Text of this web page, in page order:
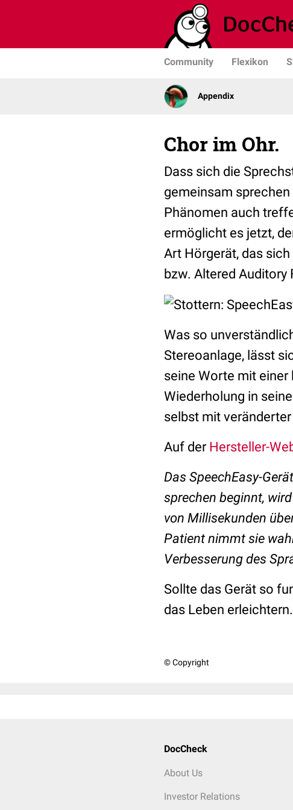
Community Flexikon
Appendix
Chor im Ohr.
Dass sich die
gemeinsam
Phänomen auch
ermöglicht es jetzt,
Art Hörgerät, das
bzw. Altered Auditory
Was so
Stereoanlage, lässt
seine Worte mit einer
Wiederholung in
selbst mit
Auf der Hersteller-
Das SpeechEasy-
sprechen beginnt,
von Millisekunden
Patient nimmt sie
Verbesserung des
Sollte das Gerät so
das Leben erleichtern.
© Copyright
DocCheck
About Us
Investor Relations